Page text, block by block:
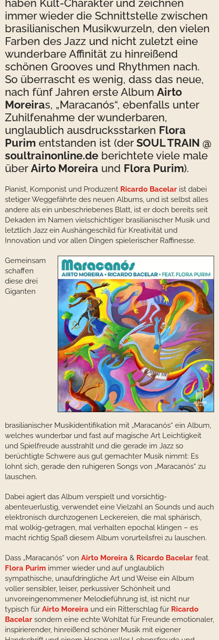
haben Kult-Charakter und zeichnen
immer wieder die Schnittstelle zwischen
brasilianischen Musikwurzeln, den vielen
Farben des Jazz und nicht zuletzt eine
wunderbare Affinität zu hinreißend
schönen Grooves und Rhythmen nach.
So überrascht es wenig, dass das neue,
nach fünf Jahren erste Album Airto
Moreiras, „Maracanós“, ebenfalls unter
Zuhilfenahme der wunderbaren,
unglaublich ausdrucksstarken Flora
Purim entstanden ist (derSOUL TRAIN @
soultrainonline.de berichtete viele male
überAirto Moreira und Flora Purim).
Pianist, Komponist und Produzent Ricardo Bacelar ist dabei
stetiger Weggefährte des neuen Albums, und ist selbst alles
andere als ein unbeschriebenes Blatt, ist er doch bereits seit
Dekaden im Namen vielschichtiger brasilianischer Musik und
letztlich Jazz ein Aushängeschild für Kreativität und
Innovation und vor allen Dingen spielerischer Raffinesse.
Gemeinsam
schaffen
diese drei
Giganten
brasilianischer Musikidentifikation mit „Maracanós“ ein Album,
welches wunderbar und fast auf magische Art Leichtigkeit
und Spielfreude ausstrahlt und die gerade im Jazz so
berüchtigte Schwere aus gut gemachter Musik nimmt: Es
lohnt sich, gerade den ruhigeren Songs von „Maracanós“ zu
lauschen.
Dabei agiert das Album verspielt und vorsichtig-
abenteuerlustig, verwendet eine Vielzahl an Sounds und auch
elektronisch durchzogenen Leckereien, die mal sphärisch,
mal wolkig-getragen, mal verhalten epochal klingen – es
macht richtig Spaß diesem Album vorurteilsfrei zu lauschen.
Dass „Maracanós“ von Airto Moreira & Ricardo Bacelar feat.
Flora Purim immer wieder und auf unglaublich
sympathische, unaufdringliche Art und Weise ein Album
voller sensibler, leiser, perkussiver Schönheit und
unvoreingenommener Melodieführung ist, ist nicht nur
typisch für Airto Moreira und ein Ritterschlag für Ricardo
Bacelar sondern eine echte Wohltat für Freunde emotionaler,
inspirierender, hinreißend schöner Musik mit eigener